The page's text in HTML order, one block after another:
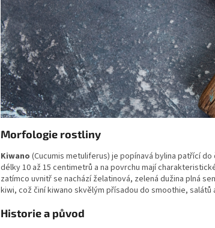
Morfologie rostliny
Kiwano (Cucumis metuliferus) je popínavá bylina patřící
délky 10 až 15 centimetrů a na povrchu mají
zatímco uvnitř se nachází želatinová, zelená dužina plná
kiwi, což činí kiwano skvělým přísadou do smoothie, salátů
Historie a původ